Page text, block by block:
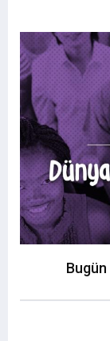
Bugün